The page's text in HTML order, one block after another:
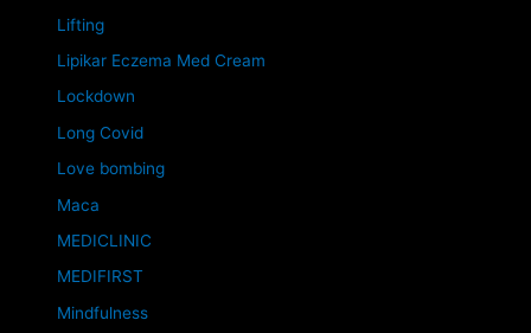
Lifting
Lipikar Eczema Med Cream
Lockdown
Long Covid
Love bombing
Maca
MEDICLINIC
MEDIFIRST
Mindfulness